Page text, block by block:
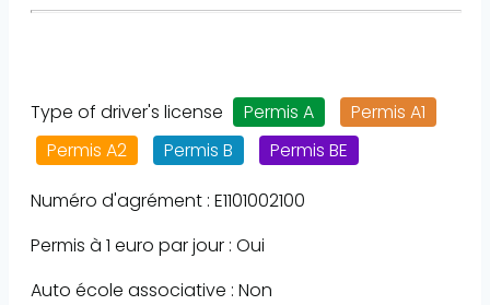
Type of driver's license Permis A
Permis A1
Permis A2
Permis B
Permis BE
Numéro d'agrément : E1101002100
Permis à 1 euro par jour : Oui
Auto école associative : Non